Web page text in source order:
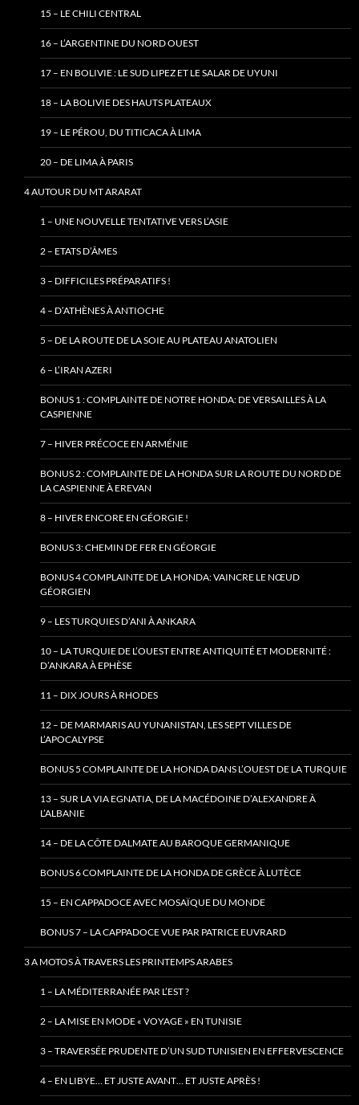
15 – LE CHILI CENTRAL
16 – L’ARGENTINE DU NORD OUEST
17 – EN BOLIVIE : LE SUD LIPEZ ET LE SALAR DE UYUNI
18 – LA BOLIVIE DES HAUTS PLATEAUX
19 – LE PÉROU, DU TITICACA À LIMA
20 – DE LIMA À PARIS
4 AUTOUR DU MT ARARAT
1 – UNE NOUVELLE TENTATIVE VERS L’ASIE
2 – ETATS D’ÂMES
3 – DIFFICILES PRÉPARATIFS !
4 – D’ATHÈNES À ANTIOCHE
5 – DE LA ROUTE DE LA SOIE AU PLATEAU ANATOLIEN
6 – L’IRAN AZERI
BONUS 1 : COMPLAINTE DE NOTRE HONDA: DE VERSAILLES À LA
CASPIENNE
7 – HIVER PRÉCOCE EN ARMÉNIE
BONUS 2 : COMPLAINTE DE LA HONDA SUR LA ROUTE DU NORD DE
LA CASPIENNE À EREVAN
8 – HIVER ENCORE EN GÉORGIE !
BONUS 3: CHEMIN DE FER EN GÉORGIE
BONUS 4 COMPLAINTE DE LA HONDA: VAINCRE LE NŒUD
GÉORGIEN
9 – LES TURQUIES D’ANI À ANKARA
10 – LA TURQUIE DE L’OUEST ENTRE ANTIQUITÉ ET MODERNITÉ :
D’ANKARA À EPHÈSE
11 – DIX JOURS À RHODES
12 – DE MARMARIS AU YUNANISTAN, LES SEPT VILLES DE
L’APOCALYPSE
BONUS 5 COMPLAINTE DE LA HONDA DANS L’OUEST DE LA TURQUIE
13 – SUR LA VIA EGNATIA, DE LA MACÉDOINE D’ALEXANDRE À
L’ALBANIE
14 – DE LA CÔTE DALMATE AU BAROQUE GERMANIQUE
BONUS 6 COMPLAINTE DE LA HONDA DE GRÈCE À LUTÈCE
15 – EN CAPPADOCE AVEC MOSAÏQUE DU MONDE
BONUS 7 – LA CAPPADOCE VUE PAR PATRICE EUVRARD
3 A MOTOS À TRAVERS LES PRINTEMPS ARABES
1 – LA MÉDITERRANÉE PAR L’EST ?
2 – LA MISE EN MODE « VOYAGE » EN TUNISIE
3 – TRAVERSÉE PRUDENTE D’UN SUD TUNISIEN EN EFFERVESCENCE
4 – EN LIBYE… ET JUSTE AVANT… ET JUSTE APRÈS !